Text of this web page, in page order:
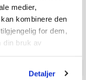
medier,
kombinere den
for dem,
din bruk av
Detaljer
mulige
uten å skrive en
fra antall